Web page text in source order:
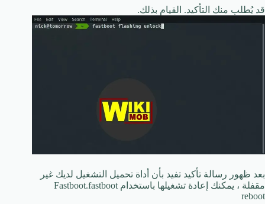
قد يُطلب منك التأكيد. القيام بذلك.
بعد ظهور رسالة تأكيد تفيد بأن أداة تحميل التشغيل لديك غير
مقفلة ، يمكنك إعادة تشغيلها باستخدام Fastboot.fastboot
reboot